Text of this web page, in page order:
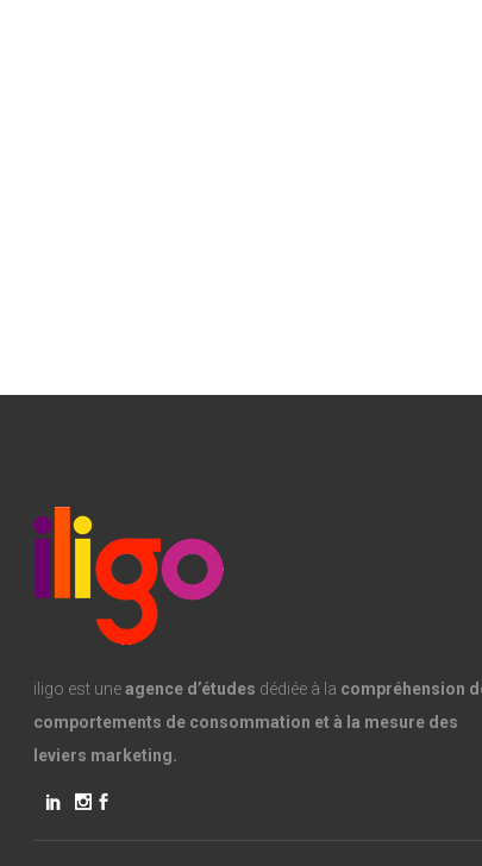
iligo est uneagence d’études dédiée à la compréhension
comportements de consommation et à la mesure des
leviers marketing.